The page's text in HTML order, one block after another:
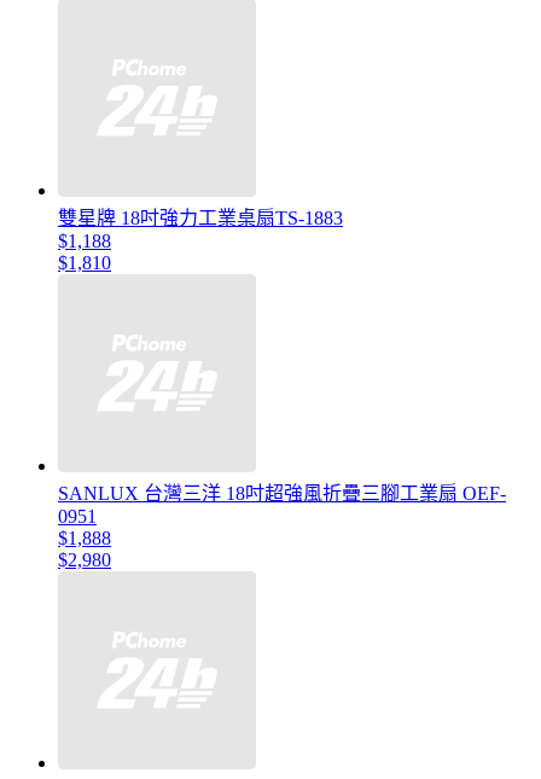
雙星牌 18吋強力工業桌扇TS-1883
$1,188
$1,810
SANLUX 台灣三洋 18吋超強風折疊三腳工業扇 OEF-
0951
$1,888
$2,980